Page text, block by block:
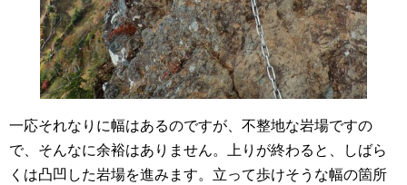
一応それなりに幅はあるのですが、不整地な岩場ですの
で、そんなに余裕はありません。上りが終わると、しばら
くは凸凹した岩場を進みます。立って歩けそうな幅の箇所